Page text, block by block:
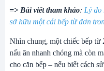
=> Bài viết tham khảo: Lý do
sở hữu một cái bếp từ đơn
Nhìn chung, một chiếc bếp từ
nấu ăn nhanh chóng mà còn
cho căn bếp – nếu biết cách